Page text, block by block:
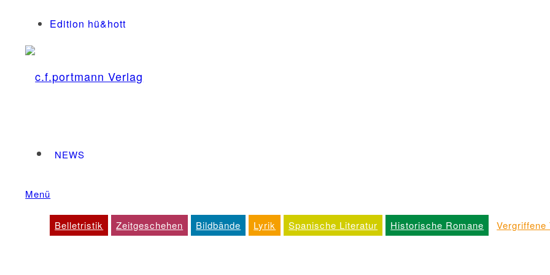
Edition hü&hott
NEWS
Dienstleistungen
Menü
Belletristik Zeitgeschehen Bildbände Lyrik Spanische Literatur Historische Romane Vergriffene